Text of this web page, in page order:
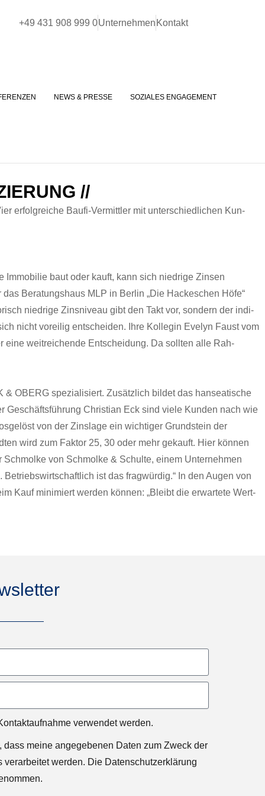
+49 431 908 999 0Unternehmen Kontakt
NEWS & PRESSE SOZIALES ENGAGEMENT
//
erfol­gre­iche Bau­fi-Ver­mit­tler mit unter­schiedlichen Kun­
baut oder kauft, kann sich niedrige Zin­sen
Beratung­shaus MLP in Berlin „Die Hack­eschen Höfe“
niedrige Zin­sniveau gibt den Takt vor, son­dern der indi­
nicht vor­eilig entschei­den. Ihre Kol­le­gin Eve­lyn Faust vom
eine weitre­ichende Entschei­dung. Da soll­ten alle Rah­
OBERG spezial­isiert. Zusät­zlich bildet das hanseatis­che
Geschäfts­führung Chris­t­ian Eck sind viele Kun­den nach wie
von der Zinslage ein wichtiger Grund­stein der
wird zum Fak­tor 25, 30 oder mehr gekauft. Hier kön­nen
von Schmolke & Schulte, einem Unternehmen
ist das frag­würdig.“ In den Augen von
Kauf min­imiert wer­den kön­nen: „Bleibt die erwartete Wert­
verwendet werden.
dass meine angegebenen Daten zum Zweck der
verarbeitet werden. Die Datenschutzerklärung